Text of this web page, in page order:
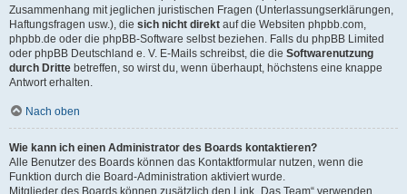
Zusammenhang mit jeglichen juristischen Fragen (Unterlassungserklärungen,
Haftungsfragen usw.), die sich nicht direkt auf die Websiten phpbb.com,
phpbb.de oder die phpBB-Software selbst beziehen. Falls du phpBB Limited
oder phpBB Deutschland e. V. E-Mails schreibst, die die Softwarenutzung
durch Dritte betreffen, so wirst du, wenn überhaupt, höchstens eine knappe
Antwort erhalten.
Nach oben
Wie kann ich einen Administrator des Boards kontaktieren?
Alle Benutzer des Boards können das Kontaktformular nutzen, wenn die
Funktion durch die Board-Administration aktiviert wurde.
Mitglieder des Boards können zusätzlich den Link „Das Team“ verwenden.